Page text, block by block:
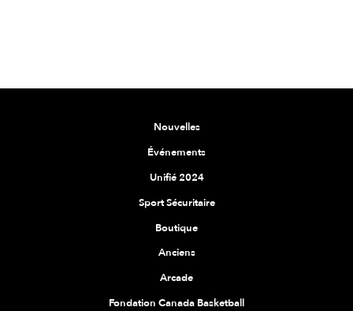
Nouvelles
Événements
Unifié 2024
Sport Sécuritaire
Boutique
Anciens
Arcade
Fondation Canada Basketball